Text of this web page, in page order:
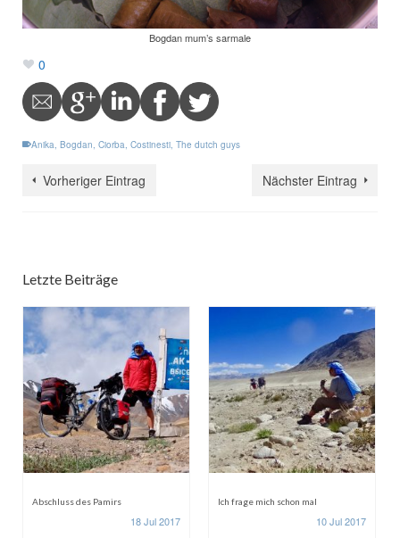
Bogdan mum’s sarmale
0
Anika, Bogdan, Ciorba, Costinesti, The dutch guys
Vorheriger Eintrag Nächster Eintrag
Letzte Beiträge
Abschluss des Pamirs
18 Jul 2017
Ich frage mich schon mal
10 Jul 2017